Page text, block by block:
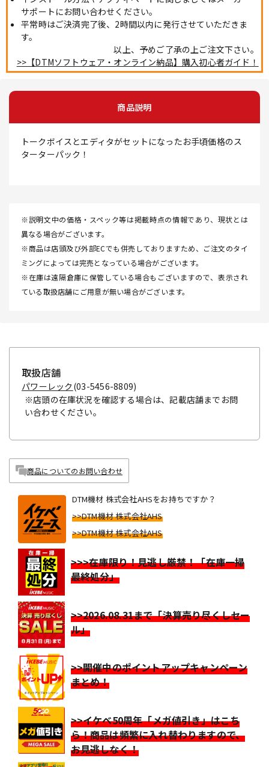
サポートにお問い合わせください。
平常時はご決済完了後、2時間以内に発行させていただきま
す。
以上、予めご了承の上ご注文下さい。
>>【DTMソフトウェア・オンライン納品】購入初心者ガイド！
商品説明
トークボイスとエディタがセットになったお手頃価格のス
ターターパック！
※説明文中の価格・スペック等は掲載時点の情報であり、現状とは
異なる場合がございます。
※商品は店頭及び外部ECでも併売しておりますため、ご注文のタイ
ミングによっては完売となっている場合がございます。
※在庫は遠隔倉庫に保管している場合もございますので、表示され
ている取扱店舗にご用意が無い場合がございます。
取扱店舗
パワーレック (03-5456-8809)
※店頭の在庫状況を確認する場合は、記載店舗までお問
い合わせください。
商品についてのお問い合わせ
DTM機材 株式会社AHSをお持ちですか？
>>DTM機材 株式会社AHS
>>DTM機材 株式会社AHS
>>>在庫限り！見逃し厳禁！「在庫一掃
最終処分」
>>2026.08.31まで「決算売り尽くしセー
ル」
>>開催中のポイントアップキャンペーン
まとめ！
>>イケベ50周年「メガ値引き」はこち
ら！商品は頻繁に入れ替わりますので、
お見逃しなく！